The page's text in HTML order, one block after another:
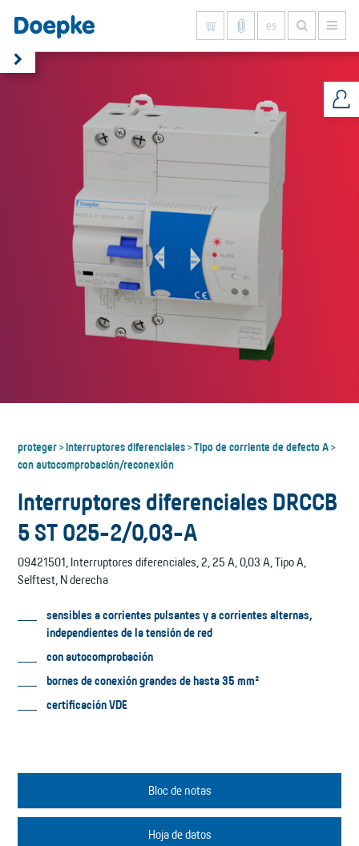
es
proteger>Interruptores diferenciales>Tipo de corriente de defecto A>
con autocomprobación/reconexión
Interruptores diferenciales DRCCB
5 ST 025-2/0,03-A
09421501, Interruptores diferenciales, 2, 25 A, 0,03 A, Tipo A,
Selftest, N derecha
sensibles a corrientes pulsantes y a corrientes alternas,
independientes de la tensión de red
con autocomprobación
bornes de conexión grandes de hasta 35 mm²
certificación VDE
Bloc de notas
Hoja de datos